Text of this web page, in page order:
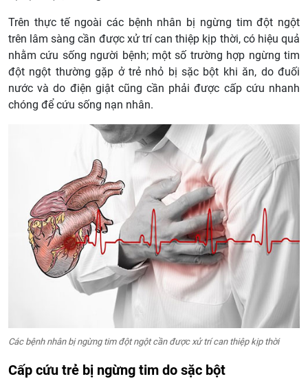
Trên thực tế ngoài các bệnh nhân bị ngừng tim đột ngột
trên lâm sàng cần được xử trí can thiệp kịp thời, có hiệu quả
nhằm cứu sống người bệnh; một số trường hợp ngừng tim
đột ngột thường gặp ở trẻ nhỏ bị sặc bột khi ăn, do đuối
nước và do điện giật cũng cần phải được cấp cứu nhanh
chóng để cứu sống nạn nhân.
Các bệnh nhân bị ngừng tim đột ngột cần được xử trí can thiệp kịp thời
Cấp cứu trẻ bị ngừng tim do sặc bột